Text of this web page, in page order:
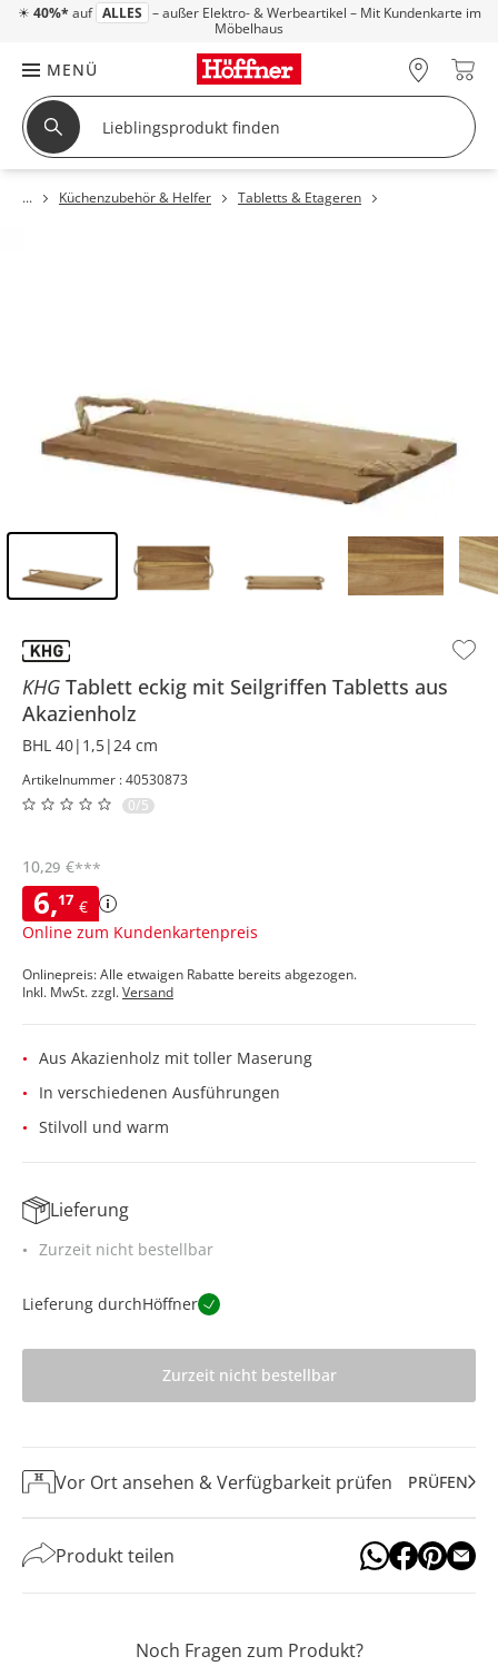
☀ 40%* auf ALLES – außer Elektro- & Werbeartikel – Mit Kundenkarte im
Möbelhaus
MENÜ
Küchenzubehör & Helfer Tabletts & Etageren
KHG Tablett eckig mit Seilgriffen Tabletts aus
Akazienholz
BHL 40|1,5|24 cm
Artikelnummer : 40530873
0/5
6,17 €
Online zum Kundenkartenpreis
10,29 €***
Onlinepreis: Alle etwaigen Rabatte bereits abgezogen.
Inkl. MwSt. zzgl.Versand
Aus Akazienholz mit toller Maserung
In verschiedenen Ausführungen
Stilvoll und warm
Lieferung
Zurzeit nicht bestellbar
Lieferung durchHöffner
Zurzeit nicht bestellbar
Vor Ort ansehen & Verfügbarkeit prüfen PRÜFEN
Produkt teilen
Noch Fragen zum Produkt?